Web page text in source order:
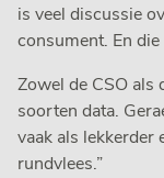
is veel discussie
consument. En
Zowel de CSO als
soorten data.
vaak als lekkerder
rundvlees.”